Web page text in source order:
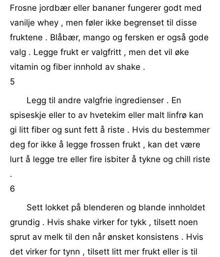
Frosne jordbær eller bananer fungerer godt med
vanilje whey , men føler ikke begrenset til disse
fruktene . Blåbær, mango og fersken er også gode
valg . Legge frukt er valgfritt , men det vil øke
vitamin og fiber innhold av shake .
5
Legg til andre valgfrie ingredienser . En
spiseskje eller to av hvetekim eller malt linfrø kan
gi litt fiber og sunt fett å riste . Hvis du bestemmer
deg for ikke å legge frossen frukt , kan det være
lurt å legge tre eller fire isbiter å tykne og chill riste
.
6
Sett lokket på blenderen og blande innholdet
grundig . Hvis shake virker for tykk , tilsett noen
sprut av melk til den når ønsket konsistens . Hvis
det virker for tynn , tilsett litt mer frukt eller is til